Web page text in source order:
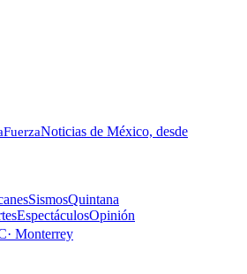
FuerzaNoticias de México, desde
SismosQuintana
EspectáculosOpinión
· Monterrey